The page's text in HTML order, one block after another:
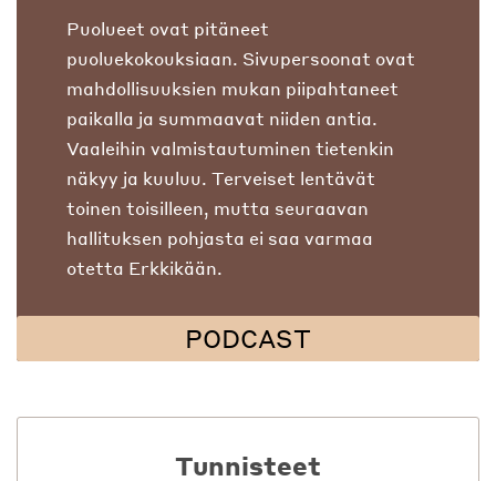
Puolueet ovat pitäneet
puoluekokouksiaan. Sivupersoonat ovat
mahdollisuuksien mukan piipahtaneet
paikalla ja summaavat niiden antia.
Vaaleihin valmistautuminen tietenkin
näkyy ja kuuluu. Terveiset lentävät
toinen toisilleen, mutta seuraavan
hallituksen pohjasta ei saa varmaa
otetta Erkkikään.
PODCAST
Tunnisteet